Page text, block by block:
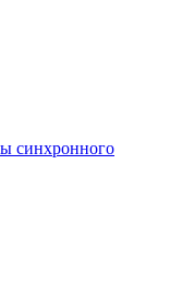
синхронного